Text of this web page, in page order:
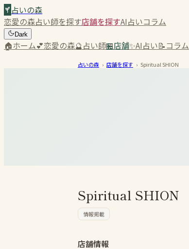
占いの森
恋愛の森占い師を探す店舗を探すAI占いコラム
Dark
🏠ホーム💕恋愛の森🔮占い師🏪店舗✨AI占い📝コラム
占いの森 › 店舗を探す › Spiritual SHION
Spiritual SHION
情報掲載
店舗情報